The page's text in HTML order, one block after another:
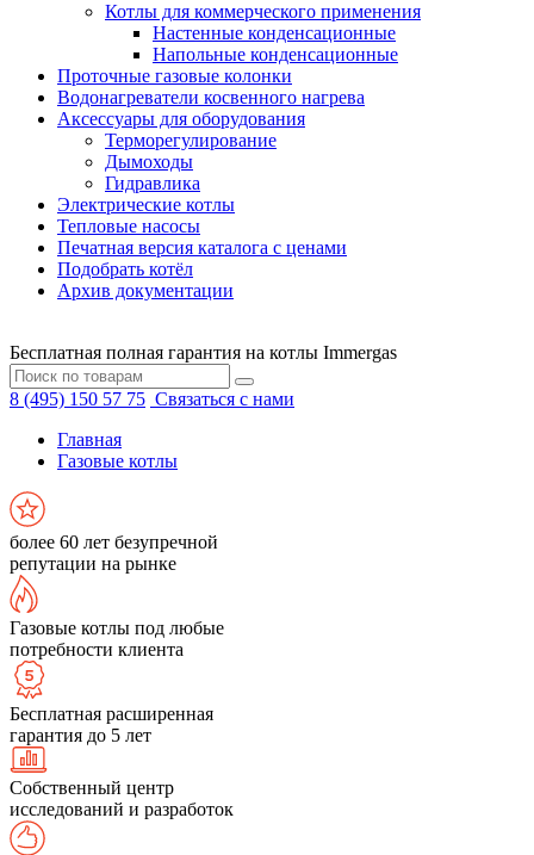
Котлы для коммерческого применения
Настенные конденсационные
Напольные конденсационные
Проточные газовые колонки
Водонагреватели косвенного нагрева
Аксессуары для оборудования
Терморегулирование
Дымоходы
Гидравлика
Электрические котлы
Тепловые насосы
Печатная версия каталога с ценами
Подобрать котёл
Архив документации
Бесплатная полная гарантия на котлы Immergas
8 (495) 150 57 75 Связаться с нами
Главная
Газовые котлы
более 60 лет безупречной
репутации на рынке
Газовые котлы под любые
потребности клиента
Бесплатная расширенная
гарантия до 5 лет
Собственный центр
исследований и разработок